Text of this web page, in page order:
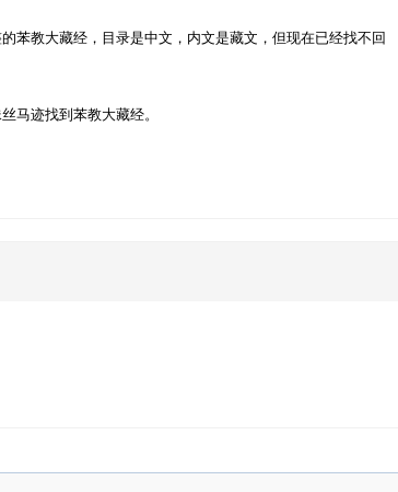
苯教大藏经，目录是中文，内文是藏文，但现在已经找不回
马迹找到苯教大藏经。